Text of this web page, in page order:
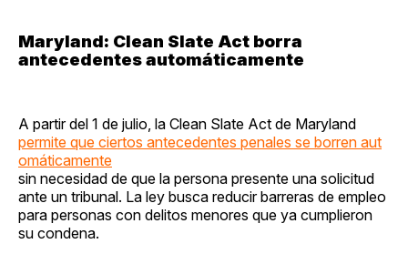
Maryland: Clean Slate Act borra
antecedentes automáticamente
A partir del 1 de julio, la Clean Slate Act de Maryland
permite que ciertos antecedentes penales se borren aut
omáticamente
sin necesidad de que la persona presente una solicitud
ante un tribunal. La ley busca reducir barreras de empleo
para personas con delitos menores que ya cumplieron
su condena.